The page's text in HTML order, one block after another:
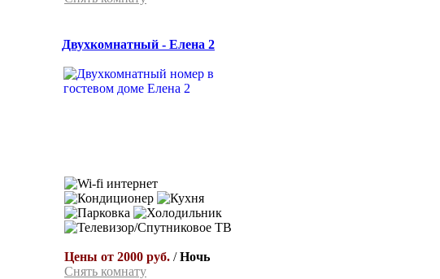
Двухкомнатный - Елена 2
Цены от 2000 руб. /Ночь
Снять комнату